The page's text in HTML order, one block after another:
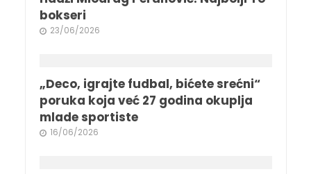
bokseri
23/06/2026
„Deco, igrajte fudbal, bićete srećni“
poruka koja već 27 godina okuplja
mlade sportiste
16/06/2026